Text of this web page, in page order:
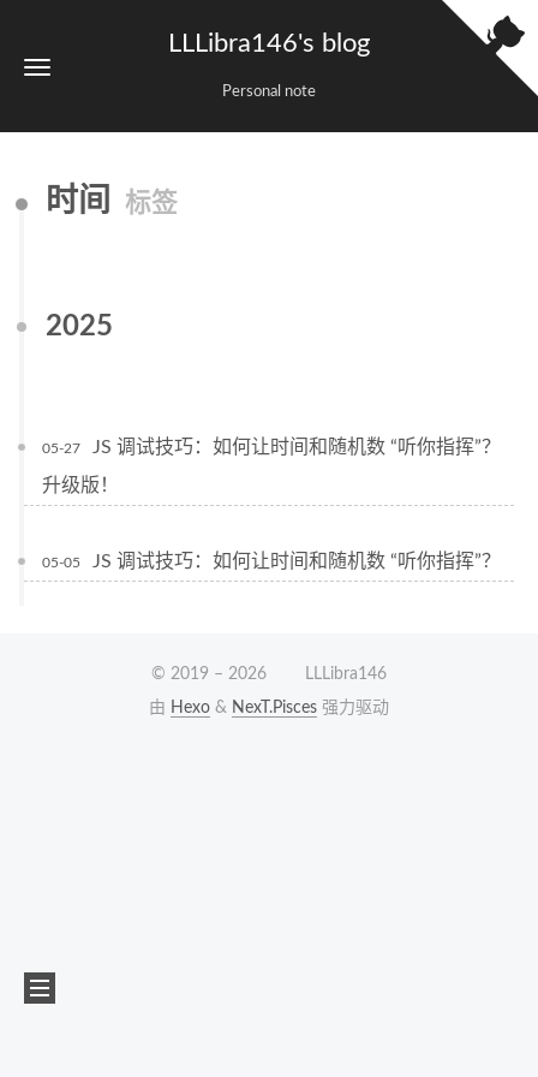
LLLibra146's blog
Personal note
时间 标签
2025
05-27
JS 调试技巧：如何让时间和随机数 “听你指挥”？
升级版！
05-05 JS 调试技巧：如何让时间和随机数 “听你指挥”？
© 2019 –2026
LLLibra146
由 Hexo & NexT.Pisces 强力驱动